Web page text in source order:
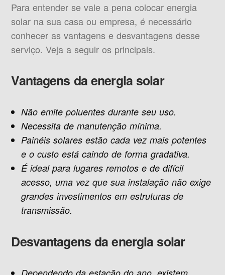
Para entender se vale a pena colocar energia
solar na sua casa ou empresa, é necessário
conhecer as vantagens e desvantagens desse
serviço. Veja a seguir os principais.
Vantagens da energia solar
Não emite poluentes durante seu uso.
Necessita de manutenção mínima.
Painéis solares estão cada vez mais potentes
e o custo está caindo de forma gradativa.
É ideal para lugares remotos e de difícil
acesso, uma vez que sua instalação não exige
grandes investimentos em estruturas de
transmissão.
Desvantagens da energia solar